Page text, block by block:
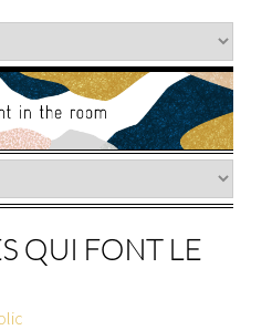
QUI FONT LE